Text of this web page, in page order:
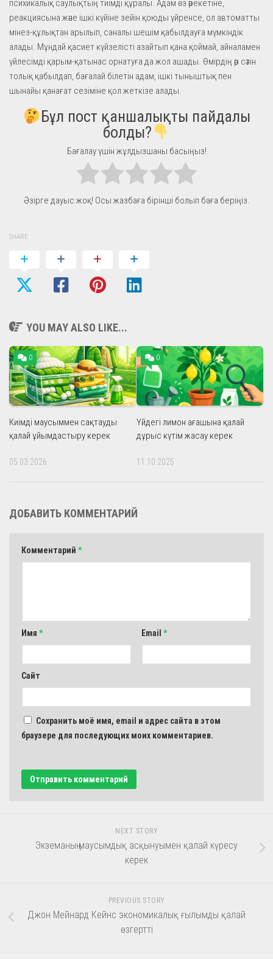
психикалық саулықтың тиімді құралы. Адам өз әрекетіне,
реакциясына және ішкі күйіне зейін қоюды үйренсе, ол автоматты
мінез-құлықтан арылып, саналы шешім қабылдауға мүмкіндік
алады. Мұндай қасиет күйзелісті азайтып қана қоймай, айналамен
үйлесімді қарым-қатынас орнатуға да жол ашады. Өмірдің әр сәтін
толық қабылдап, бағалай білетін адам, ішкі тыныштық пен
шынайы қанағат сезіміне қол жеткізе алады.
Бұл пост қаншалықты пайдалы
болды?
Бағалау үшін жұлдызшаны басыңыз!
Әзірге дауыс жоқ! Осы жазбаға бірінші болып баға беріңіз.
SHARE
YOU MAY ALSO LIKE...
0
Киімді маусыммен сақтауды
қалай ұйымдастыру керек
05.03.2026
0
Үйдегі лимон ағашына қалай
дұрыс күтім жасау керек
11.10.2025
ДОБАВИТЬ КОММЕНТАРИЙ
Комментарий *
Имя * Email *
Сайт
Сохранить моё имя, email и адрес сайта в этом
браузере для последующих моих комментариев.
NEXT STORY
Экземаның маусымдық асқынуымен қалай күресу
керек
PREVIOUS STORY
Джон Мейнард Кейнс экономикалық ғылымды қалай
өзгертті